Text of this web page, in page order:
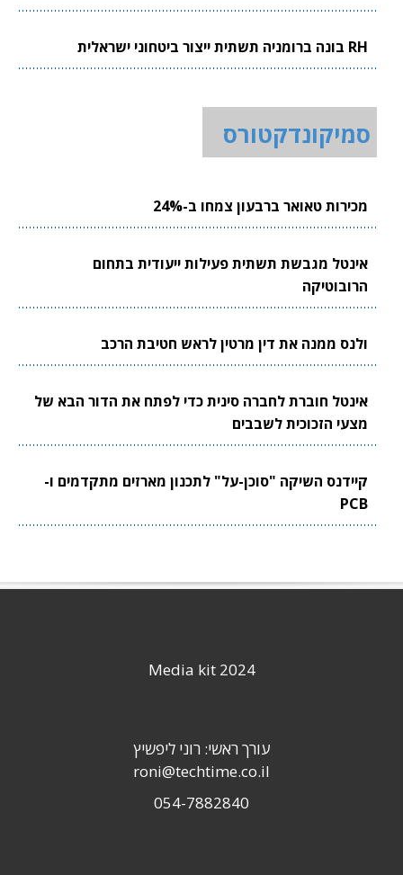
RH בונה ברומניה תשתית ייצור ביטחוני ישראלית
סמיקונדקטורס
מכירות טאואר ברבעון צמחו ב-24%
אינטל מגבשת תשתית פעילות ייעודית בתחום
הרובוטיקה
ולנס ממנה את דין מרטין לראש חטיבת הרכב
אינטל חוברת לחברה סינית כדי לפתח את הדור הבא של
מצעי הזכוכית לשבבים
קיידנס השיקה "סוכן-על" לתכנון מארזים מתקדמים ו-
PCB
Media kit 2024
עורך ראשי: רוני ליפשיץ
roni@techtime.co.il
054-7882840